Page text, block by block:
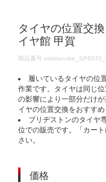
タイヤの位置交
イヤ館 甲賀
DETAILS
商品番号 rotation-
履いているタイヤの位
作業です。タイヤは同じ
の影響により一部分だけ
イヤの位置交換をおすすめ
ブリヂストンのタイヤ
位での販売です。「カー
さい。
価格